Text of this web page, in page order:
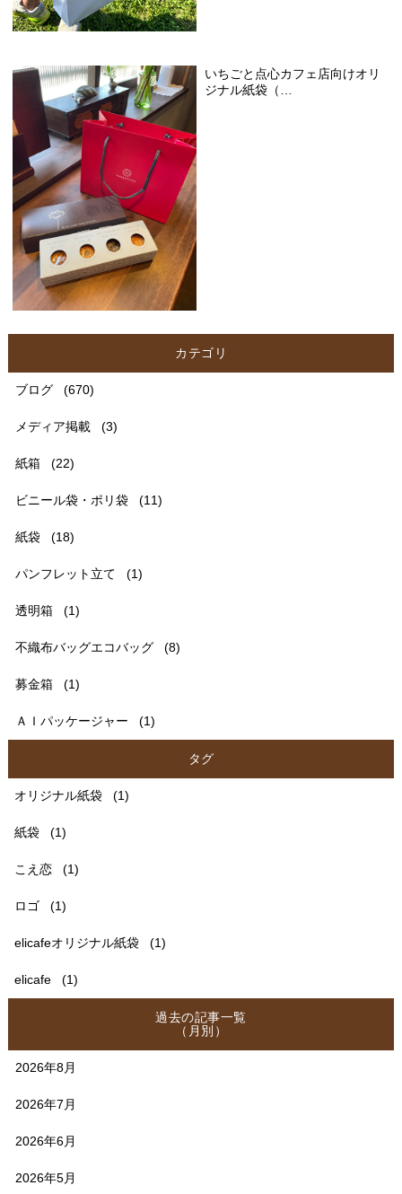
いちごと点心カフェ店向けオリ
ジナル紙袋（…
カテゴリ
ブログ (670)
メディア掲載 (3)
紙箱 (22)
ビニール袋・ポリ袋 (11)
紙袋 (18)
パンフレット立て (1)
透明箱 (1)
不織布バッグエコバッグ (8)
募金箱 (1)
ＡＩパッケージャー (1)
タグ
オリジナル紙袋 (1)
紙袋 (1)
こえ恋 (1)
ロゴ (1)
elicafeオリジナル紙袋 (1)
elicafe (1)
過去の記事一覧
（月別）
2026年8月
2026年7月
2026年6月
2026年5月